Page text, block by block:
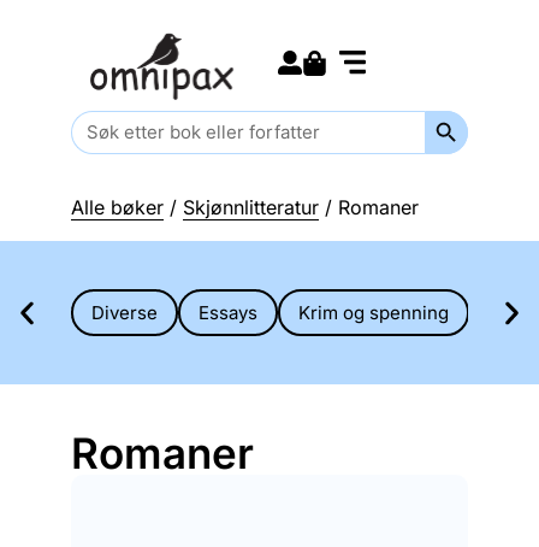
Search
for:
Search
Alle bøker / Skjønnlitteratur / Romaner
Diverse Essays Krim og spenning
Romaner